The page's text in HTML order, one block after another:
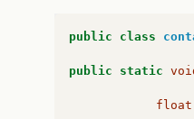
public class
public static
float